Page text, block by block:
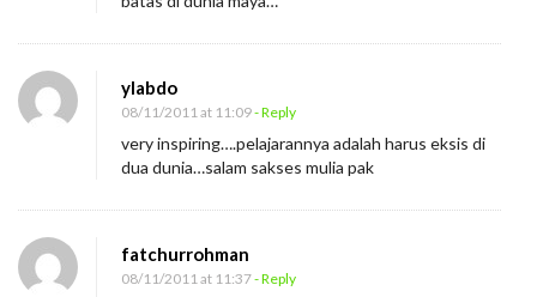
ylabdo
08/11/2011 at 11:09- Reply
very inspiring….pelajarannya adalah harus eksis di
dua dunia…salam sakses mulia pak
fatchurrohman
08/11/2011 at 11:37- Reply